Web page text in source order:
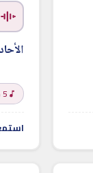
5 محاضرة